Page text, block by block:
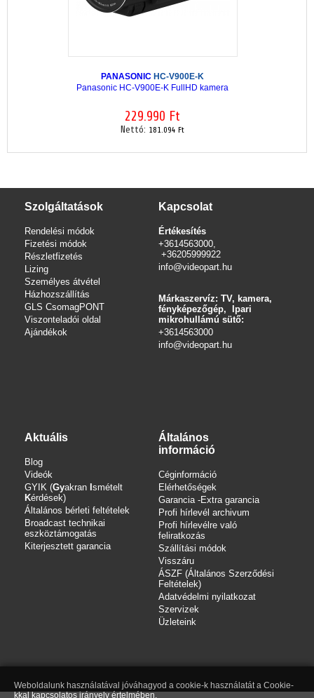
PANASONIC HC-V900E-K
Panasonic HC-V900E-K FullHD kamera
229.990 Ft
Nettó: 181.094 Ft
Szolgáltatások
Rendelési módok
Fizetési módok
Részletfizetés
Lizing
Személyes átvétel
Házhozszállítás
GLS CsomagPONT
Viszonteladói oldal
Ajándékok
Kapcsolat
Értékesítés
+3614563000,
+36205999922
info@videopart.hu
Márkaszervíz: TV, kamera,
fényképezőgép, Ipari
mikrohullámú sütő:
+3614563000
info@videopart.hu
Aktuális
Blog
Videók
GYIK (Gyakran smételt
Kérdések)
Általános bérleti feltételek
Broadcast technikai
eszköztámogatás
Kiterjesztett garancia
Általános
információ
Céginformáció
Elérhetőségek
Garancia -Extra garancia
Profi hírlevél archivum
Profi hírlevélre való
feliratkozás
Szállítási módok
Visszáru
ÁSZF (Általános Szerződési
Feltételek)
Adatvédelmi nyilatkozat
Szervizek
Üzleteink
Weboldalunk használatával jóváhagyod a cookie-k használatát a Cookie-
kkal kapcsolatos irányelv értelmében.